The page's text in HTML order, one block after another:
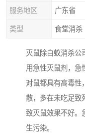
服务地区 广东省
类型 食堂消杀
灭鼠除白蚁消杀公
用急性灭鼠剂，急
对鼠都具有高毒性
散，多在未吃足致
致灭鼠效果不好。
生污染。